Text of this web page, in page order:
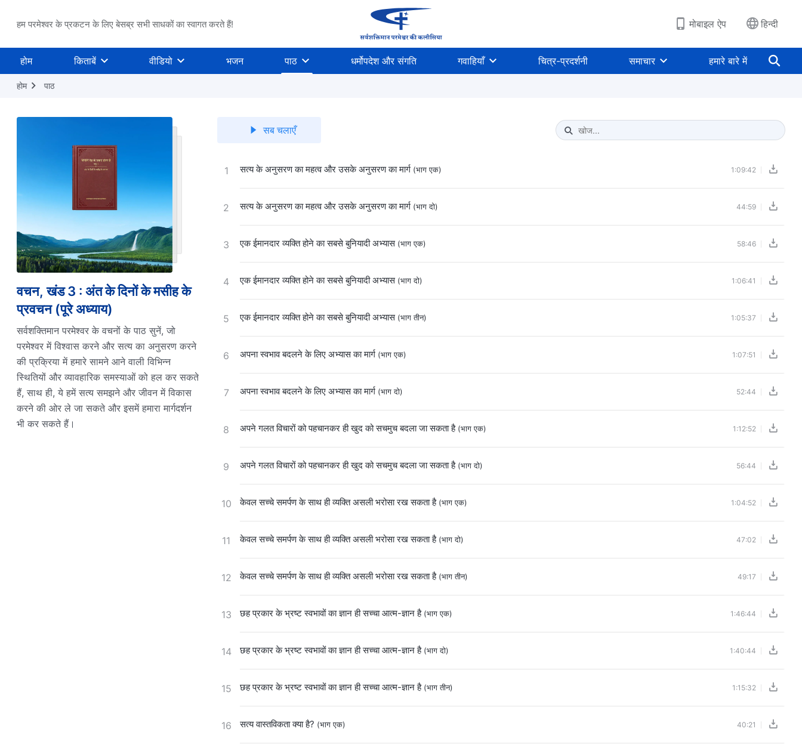
हम परमेश्वर के प्रकटन के लिए बेसब्र सभी साधकों का स्वागत करते हैं! मोबाइल ऐप हिन्दी
होम किताबें वीडियो भजन पाठ धर्मोपदेश और संगति गवाहियाँ चित्र-प्रदर्शनी समाचार हमारे बारे में
होम पाठ
वचन, खंड 3 : अंत के दिनों के मसीह के
प्रवचन (पूरे अध्याय)
सर्वशक्तिमान परमेश्वर के वचनों के पाठ सुनें, जो
परमेश्वर में विश्वास करने और सत्य का अनुसरण करने
की प्रक्रिया में हमारे सामने आने वाली विभिन्न
स्थितियों और व्यावहारिक समस्याओं को हल कर सकते
हैं, साथ ही, ये हमें सत्य समझने और जीवन में विकास
करने की ओर ले जा सकते और इसमें हमारा मार्गदर्शन
भी कर सकते हैं।
सब चलाएँ
Type 1 or more characters for results.
1 सत्य के अनुसरण का महत्व और उसके अनुसरण का मार्ग (भाग एक) 1:09:42
2 सत्य के अनुसरण का महत्व और उसके अनुसरण का मार्ग (भाग दो) 44:59
3 एक ईमानदार व्यक्ति होने का सबसे बुनियादी अभ्यास (भाग एक) 58:46
4 एक ईमानदार व्यक्ति होने का सबसे बुनियादी अभ्यास (भाग दो) 1:06:41
5 एक ईमानदार व्यक्ति होने का सबसे बुनियादी अभ्यास (भाग तीन) 1:05:37
6 अपना स्वभाव बदलने के लिए अभ्यास का मार्ग (भाग एक) 1:07:51
7 अपना स्वभाव बदलने के लिए अभ्यास का मार्ग (भाग दो) 52:44
8 अपने गलत विचारों को पहचानकर ही खुद को सचमुच बदला जा सकता है (भाग एक) 1:12:52
9 अपने गलत विचारों को पहचानकर ही खुद को सचमुच बदला जा सकता है (भाग दो) 56:44
10 केवल सच्चे समर्पण के साथ ही व्यक्ति असली भरोसा रख सकता है (भाग एक) 1:04:52
11 केवल सच्चे समर्पण के साथ ही व्यक्ति असली भरोसा रख सकता है (भाग दो) 47:02
12 केवल सच्चे समर्पण के साथ ही व्यक्ति असली भरोसा रख सकता है (भाग तीन) 49:17
13 छह प्रकार के भ्रष्ट स्वभावों का ज्ञान ही सच्चा आत्म-ज्ञान है (भाग एक) 1:46:44
14 छह प्रकार के भ्रष्ट स्वभावों का ज्ञान ही सच्चा आत्म-ज्ञान है (भाग दो) 1:40:44
15 छह प्रकार के भ्रष्ट स्वभावों का ज्ञान ही सच्चा आत्म-ज्ञान है (भाग तीन) 1:15:32
16 सत्य वास्तविकता क्या है? (भाग एक) 40:21